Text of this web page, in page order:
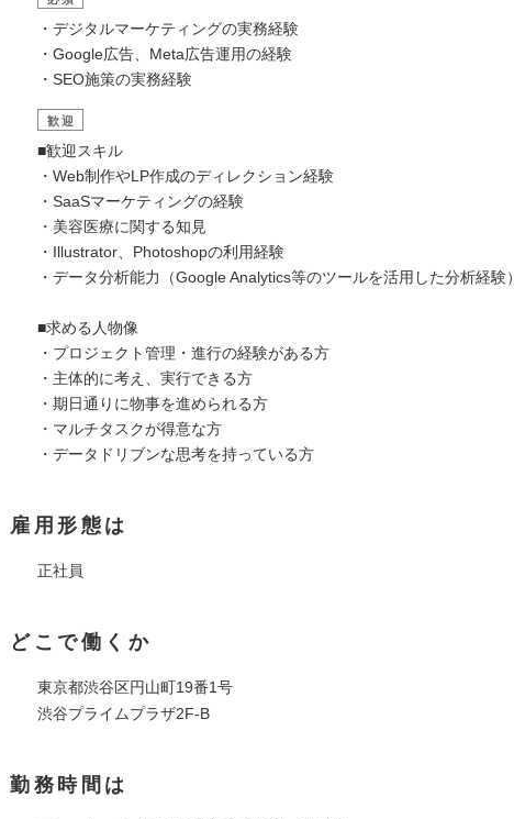
・デジタルマーケティングの実務経験
・Google広告、Meta広告運用の経験
・SEO施策の実務経験
歓迎
■歓迎スキル
・Web制作やLP作成のディレクション経験
・SaaSマーケティングの経験
・美容医療に関する知見
・Illustrator、Photoshopの利用経験
・データ分析能力（Google Analytics等のツールを活用した分析経験）
■求める人物像
・プロジェクト管理・進行の経験がある方
・主体的に考え、実行できる方
・期日通りに物事を進められる方
・マルチタスクが得意な方
・データドリブンな思考を持っている方
雇用形態は
正社員
どこで働くか
東京都渋谷区円山町19番1号
渋谷プライムプラザ2F-B
勤務時間は